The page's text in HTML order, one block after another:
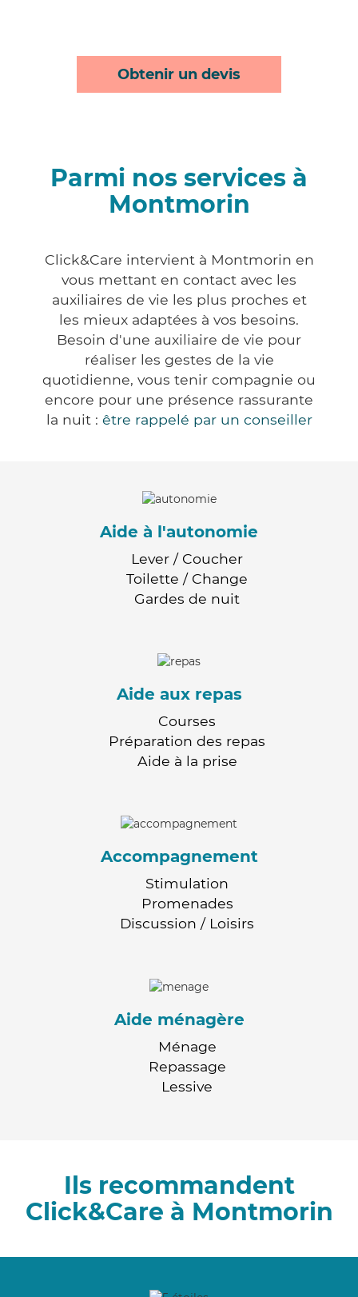
Obtenir un devis
Parmi nos services à
Montmorin
Click&Care intervient à Montmorin en
vous mettant en contact avec les
auxiliaires de vie les plus proches et
les mieux adaptées à vos besoins.
Besoin d'une auxiliaire de vie pour
réaliser les gestes de la vie
quotidienne, vous tenir compagnie ou
encore pour une présence rassurante
la nuit : être rappelé par un conseiller
Aide à l'autonomie
Lever / Coucher
Toilette / Change
Gardes de nuit
Aide aux repas
Courses
Préparation des repas
Aide à la prise
Accompagnement
Stimulation
Promenades
Discussion / Loisirs
Aide ménagère
Ménage
Repassage
Lessive
Ils recommandent
Click&Care à Montmorin